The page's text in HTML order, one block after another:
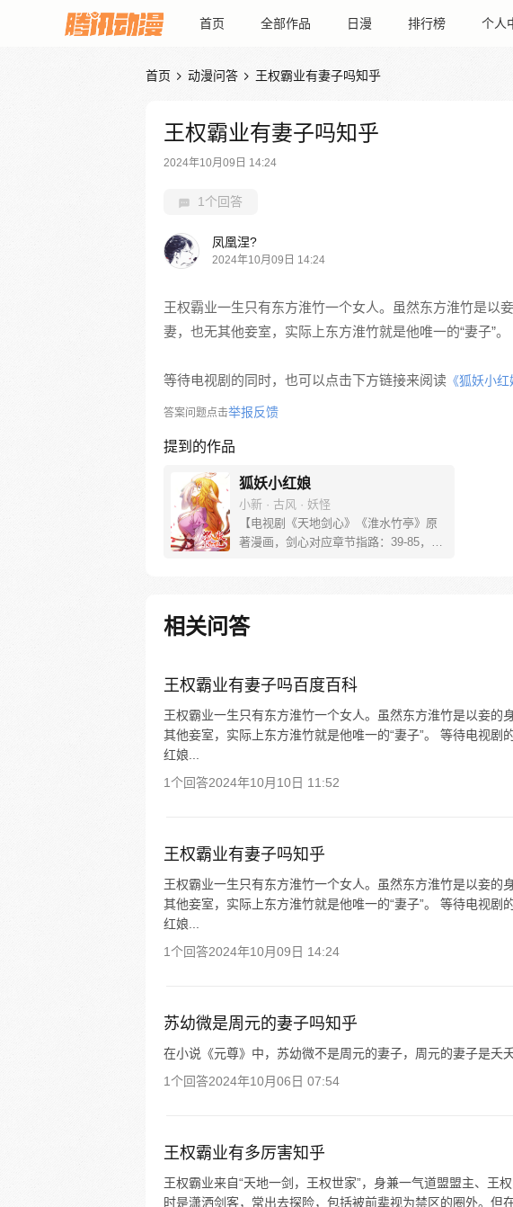
首页 全部作品 日漫 排行榜 个人
首页  动漫问答  王权霸业有妻子吗知乎
王权霸业有妻子吗知乎
2024年10月09日 14:24
1个回答
凤凰涅?
2024年10月09日 14:24
王权霸业一生只有东方淮竹一个女人。虽然东方淮竹是以
妻，也无其他妾室，实际上东方淮竹就是他唯一的“妻子”。
等待电视剧的同时，也可以点击下方链接来阅读 《狐妖小红
答案问题点击举报反馈
提到的作品
狐妖小红娘
小新 · 古风 · 妖怪
【电视剧《天地剑心》《淮水竹亭》原
著漫画，剑心对应章节指路：39-85，淮
新。）
相关问答
王权霸业有妻子吗百度百科
王权霸业一生只有东方淮竹一个女人。虽然东方淮竹是以妾的
其他妾室，实际上东方淮竹就是他唯一的“妻子”。 等待电视
红娘...
1个回答2024年10月10日 11:52
王权霸业有妻子吗知乎
王权霸业一生只有东方淮竹一个女人。虽然东方淮竹是以妾的
其他妾室，实际上东方淮竹就是他唯一的“妻子”。 等待电视
红娘...
1个回答2024年10月09日 14:24
苏幼微是周元的妻子吗知乎
在小说《元尊》中，苏幼微不是周元的妻子，周元的妻子是夭夭
1个回答2024年10月06日 07:54
王权霸业有多厉害知乎
王权霸业来自“天地一剑，王权世家”，身兼一气道盟盟主、王
时是潇洒剑客，常出去探险，包括被前辈视为禁区的圈外。但